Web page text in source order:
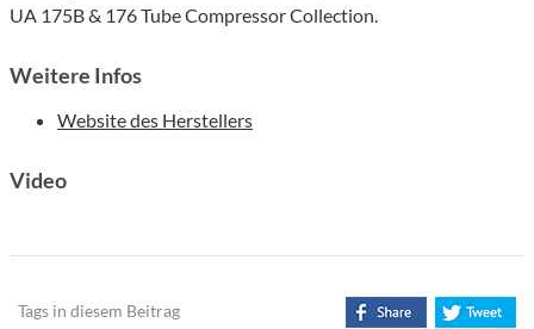
UA 175B & 176 Tube Compressor Collection.
Weitere Infos
Website des Herstellers
Video
Tags in diesem Beitrag